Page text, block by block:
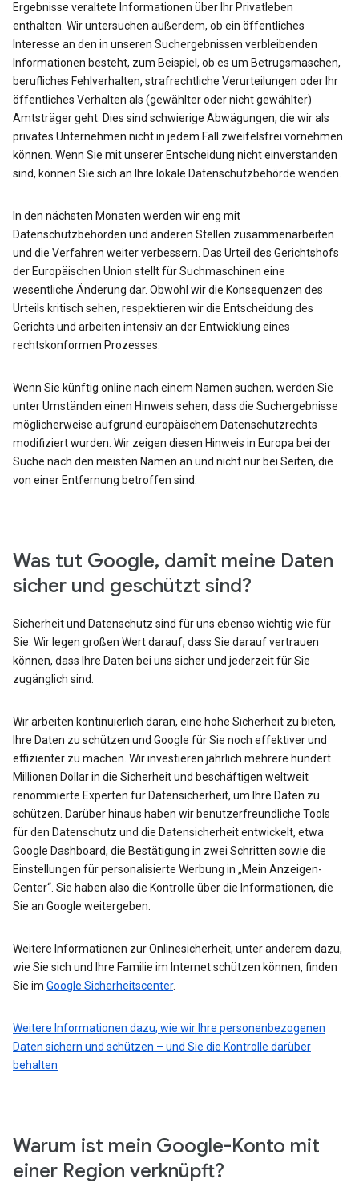
Ergebnisse veraltete Informationen über Ihr Privatleben
enthalten. Wir untersuchen außerdem, ob ein öffentliches
Interesse an den in unseren Suchergebnissen verbleibenden
Informationen besteht, zum Beispiel, ob es um Betrugsmaschen,
berufliches Fehlverhalten, strafrechtliche Verurteilungen oder Ihr
öffentliches Verhalten als (gewählter oder nicht gewählter)
Amtsträger geht. Dies sind schwierige Abwägungen, die wir als
privates Unternehmen nicht in jedem Fall zweifelsfrei vornehmen
können. Wenn Sie mit unserer Entscheidung nicht einverstanden
sind, können Sie sich an Ihre lokale Datenschutzbehörde wenden.
In den nächsten Monaten werden wir eng mit
Datenschutzbehörden und anderen Stellen zusammenarbeiten
und die Verfahren weiter verbessern. Das Urteil des Gerichtshofs
der Europäischen Union stellt für Suchmaschinen eine
wesentliche Änderung dar. Obwohl wir die Konsequenzen des
Urteils kritisch sehen, respektieren wir die Entscheidung des
Gerichts und arbeiten intensiv an der Entwicklung eines
rechtskonformen Prozesses.
Wenn Sie künftig online nach einem Namen suchen, werden Sie
unter Umständen einen Hinweis sehen, dass die Suchergebnisse
möglicherweise aufgrund europäischem Datenschutzrechts
modifiziert wurden. Wir zeigen diesen Hinweis in Europa bei der
Suche nach den meisten Namen an und nicht nur bei Seiten, die
von einer Entfernung betroffen sind.
Was tut Google, damit meine Daten
sicher und geschützt sind?
Sicherheit und Datenschutz sind für uns ebenso wichtig wie für
Sie. Wir legen großen Wert darauf, dass Sie darauf vertrauen
können, dass Ihre Daten bei uns sicher und jederzeit für Sie
zugänglich sind.
Wir arbeiten kontinuierlich daran, eine hohe Sicherheit zu bieten,
Ihre Daten zu schützen und Google für Sie noch effektiver und
effizienter zu machen. Wir investieren jährlich mehrere hundert
Millionen Dollar in die Sicherheit und beschäftigen weltweit
renommierte Experten für Datensicherheit, um Ihre Daten zu
schützen. Darüber hinaus haben wir benutzerfreundliche Tools
für den Datenschutz und die Datensicherheit entwickelt, etwa
Google Dashboard, die Bestätigung in zwei Schritten sowie die
Einstellungen für personalisierte Werbung in „Mein Anzeigen-
Center“. Sie haben also die Kontrolle über die Informationen, die
Sie an Google weitergeben.
Weitere Informationen zur Onlinesicherheit, unter anderem dazu,
wie Sie sich und Ihre Familie im Internet schützen können, finden
Sie im Google Sicherheitscenter.
Weitere Informationen dazu, wie wir Ihre personenbezogenen
Daten sichern und schützen – und Sie die Kontrolle darüber
behalten
Warum ist mein Google-Konto mit
einer Region verknüpft?